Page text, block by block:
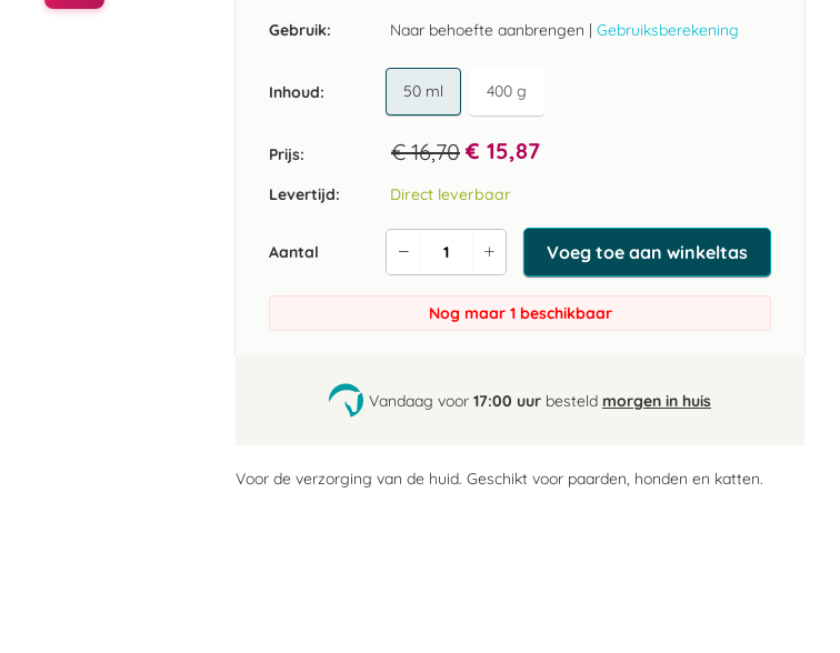
Gebruik: Naar behoefte aanbrengen | Gebruiksberekening
Inhoud 50 ml 400 g
Prijs: € 16,70 € 15,87
Levertijd: Direct leverbaar
Aantal
Verhoog
de
aantal
Verlaag
de
aantal
Voeg toe aan winkeltas
Nog maar 1 beschikbaar
Vandaag voor 17:00 uur besteld morgen in huis
Voor de verzorging van de huid. Geschikt voor paarden, honden en katten.